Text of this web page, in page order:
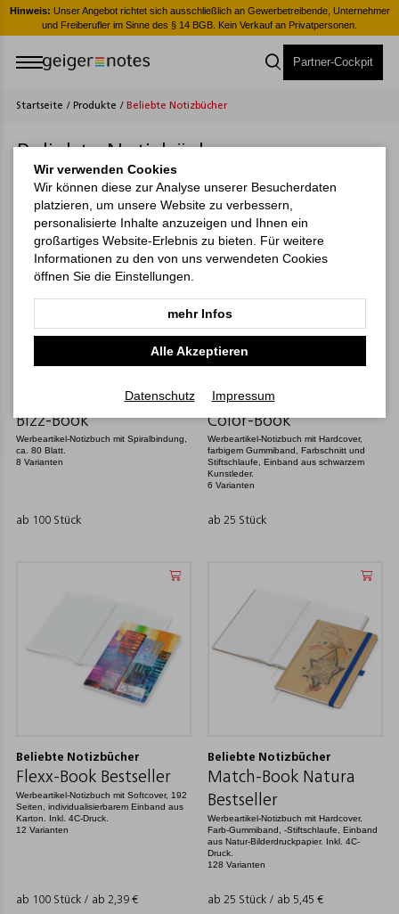
Hinweis: Unser Angebot richtet sich ausschließlich an Gewerbetreibende, Unternehmer
und Freiberufler im Sinne des § 14 BGB. Kein Verkauf an Privatpersonen.
Partner-Cockpit
Startseite / Produkte / Beliebte Notizbücher
Beliebte Notizbücher
Beliebte Notizbücher
Bizz-Book
Werbeartikel-Notizbuch mit Spiralbindung,
ca. 80 Blatt.
8 Varianten
ab 100 Stück
Beliebte Notizbücher
Color-Book
Werbeartikel-Notizbuch mit Hardcover,
farbigem Gummiband, Farbschnitt und
Stiftschlaufe, Einband aus schwarzem
Kunstleder.
6 Varianten
ab 25 Stück
Beliebte Notizbücher
Flexx-Book Bestseller
Werbeartikel-Notizbuch mit Softcover, 192
Seiten, individualisierbarem Einband aus
Karton. Inkl. 4C-Druck.
12 Varianten
ab 100 Stück / ab 2,39 €
Beliebte Notizbücher
Match-Book Natura
Bestseller
Werbeartikel-Notizbuch mit Hardcover,
Farb-Gummiband, -Stiftschlaufe, Einband
aus Natur-Bilderdruckpapier. Inkl. 4C-
Druck.
128 Varianten
ab 25 Stück / ab 5,45 €
Wir verwenden Cookies
Wir können diese zur Analyse unserer Besucherdaten
platzieren, um unsere Website zu verbessern,
personalisierte Inhalte anzuzeigen und Ihnen ein
großartiges Website-Erlebnis zu bieten. Für weitere
Informationen zu den von uns verwendeten Cookies
öffnen Sie die Einstellungen.
mehr Infos
Alle Akzeptieren
Datenschutz Impressum